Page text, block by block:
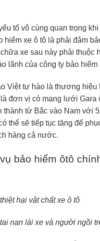
tố vô cùng quan trọng
hiểm xe ô tô là phải đảm
xe sau này phải thuộc
lãnh của công ty bảo hiểm
Việt tự hào là thương hiệu
đơn vị có mạng lưới Gara
thành từ Bắc vào Nam với
thể sẽ tiếp tục tăng để
hàng cả nước.
bảo hiểm ôtô
hại vật chất xe ô tô
nạn lái xe và người ngồi